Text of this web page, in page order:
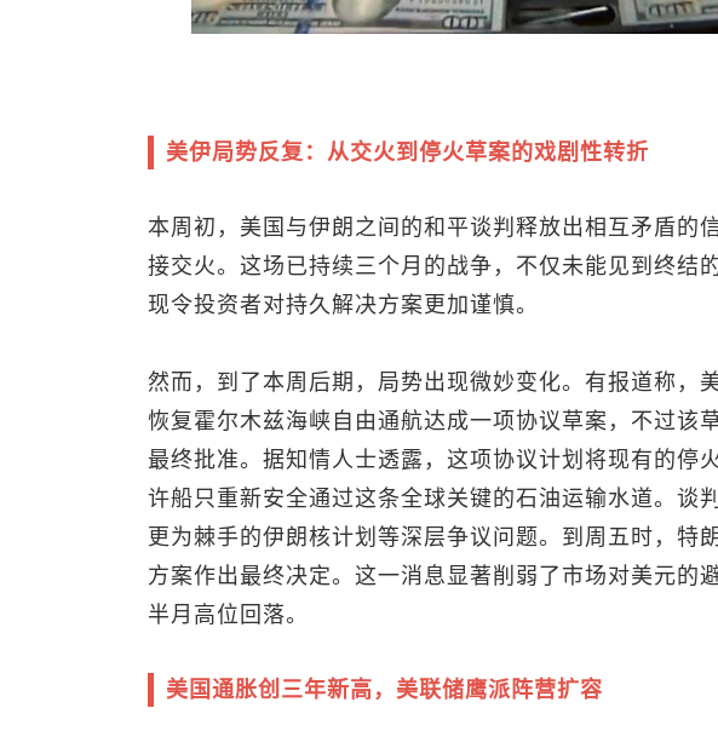
美伊局势反复：从交火到停火草案的戏剧性转折
本周初，美国与伊朗之间的和平谈判释放出相互矛盾的
接交火。这场已持续三个月的战争，不仅未能见到终结
现令投资者对持久解决方案更加谨慎。
然而，到了本周后期，局势出现微妙变化。有报道称，
恢复霍尔木兹海峡自由通航达成一项协议草案，不过该
最终批准。据知情人士透露，这项协议计划将现有的停
许船只重新安全通过这条全球关键的石油运输水道。谈
更为棘手的伊朗核计划等深层争议问题。到周五时，特
方案作出最终决定。这一消息显著削弱了市场对美元的
半月高位回落。
美国通胀创三年新高，美联储鹰派阵营扩容